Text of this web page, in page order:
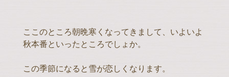
ここのところ朝晩寒くなってきまして、いよいよ
秋本番といったところでしょか。
この季節になると雪が恋しくなります。